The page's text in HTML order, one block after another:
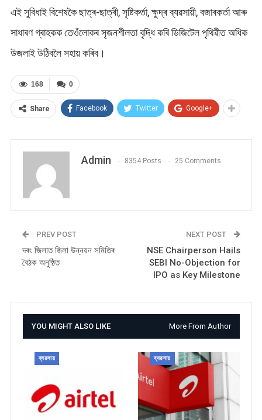
এই সুবিধাই বিশেষকৈ ছাত্ৰ-ছাত্ৰী, সৃষ্টিকৰ্তা, ক্ষুদ্ৰ ব্যৱসায়ী, বজাৰকৰ্তা আৰু
সাধাৰণ গ্ৰাহকক তেওঁলোকৰ সৃজনশীলতা বৃদ্ধি কৰি ডিজিটেল পৃথিৱীত অধিক
উজলাই উঠিবলৈ সহায় কৰিব।
0
168
Share Facebook Twitter Google+
Admin 8354 Posts 25 Comments
PREV POST
দৰং জিলাত জিলা উন্নয়ন সমিতিৰ
বৈঠক অনুষ্ঠিত
NEXT POST
NSE Chairperson Hails
SEBI No-Objection for
IPO as Key Milestone
YOU MIGHT ALSO LIKE More From Author
ব্যৱসায় ব্যৱসায়